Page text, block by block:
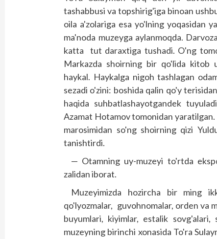
tashabbusi va topshirig'iga binoan
oila a'zolariga esa yo'lning yoqasidan
ma'noda muzeyga aylanmoqda.
katta tut daraxtiga tushadi. O'ng
Markazda shoirning bir qo'lida kitob
haykal. Haykalga nigoh tashlagan
sezadi o'zini: boshida qalin qo'y
haqida suhbatlashayotgandek
Azamat Hotamov tomonidan
marosimidan so'ng shoirning qizi
tanishtirdi.
— Otamning uy-muzeyi to'rtda
zalidan iborat.
Muzeyimizda hozircha bir ming
qo'lyozmalar, guvohnomalar, orden va
buyumlari, kiyimlar, estalik
muzeyning birinchi xonasida To'ra